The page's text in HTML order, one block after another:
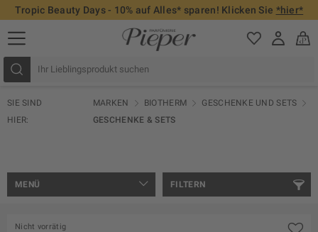
Tropic Beauty Days - 10% auf Alles* sparen! Klicken Sie *hier*
SIE SIND
HIER:
MARKEN BIOTHERM
GESCHENKE UND SETS
GESCHENKE & SETS
FILTERN
MENÜ
Nicht vorrätig